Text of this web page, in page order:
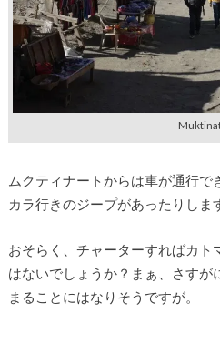
ムクティナートからは車が通行
カラ行きのジープがあったりしま
おそらく、チャーターすればカト
はないでしょうか？まぁ、さすが
まることにはなりそうですが。